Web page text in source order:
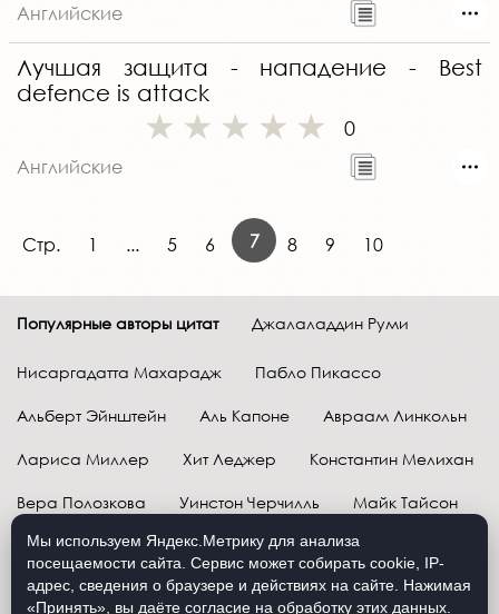
Английские
Лучшая защита - нападение - Best
defence is attack
0
Английские
Стр. 1 ... 5 6 7 8 9 10
Популярные авторы цитат Джалаладдин Руми
Нисаргадатта Махарадж Пабло Пикассо
Альберт Эйнштейн Аль Капоне Авраам Линкольн
Лариса Миллер Хит Леджер Константин Мелихан
Вера Полозкова Уинстон Черчилль Майк Тайсон
Марк Твен Расул Гамзатов Грег Плитт
Далай-лама XIV Уоррен Баффетт
Мы используем Яндекс.Метрику для анализа
посещаемости сайта. Сервис может собирать cookie, IP-
адрес, сведения о браузере и действиях на сайте. Нажимая
«Принять», вы даёте согласие на обработку этих данных.